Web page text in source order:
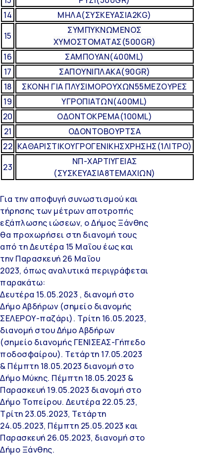
14
ΜΗΛΑ(ΣΥΣΚΕΥΑΣΙΑ2KG)
15
ΣΥΜΠΥΚΝΩΜΕΝΟΣ
ΧΥΜΟΣΤΟΜΑΤΑΣ(500GR)
16
ΣΑΜΠΟΥΑΝ(400ML)
17
ΣΑΠΟΥΝΙΠΛΑΚΑ(90GR)
18
ΣΚΟΝΗ ΓΙΑ ΠΛΥΣΙΜΟΡΟΥΧΩΝ55ΜΕΖΟΥΡΕΣ
19
ΥΓΡΟΠΙΑΤΩΝ(400ML)
20
ΟΔΟΝΤΟΚΡΕΜΑ(100ML)
21
ΟΔΟΝΤΟΒΟΥΡΤΣΑ
22 ΚΑΘΑΡΙΣΤΙΚΟΥΓΡΟΓΕΝΙΚΗΣΧΡΗΣΗΣ(1ΛΙΤΡΟ)
23
ΝΠ-ΧΑΡΤΙΥΓΕΙΑΣ
(ΣΥΣΚΕΥΑΣΙΑ8ΤΕΜΑΧΙΩΝ)
Για την αποφυγή συνωστισμού και
τήρησης των μέτρων αποτροπής
εξάπλωσης ιώσεων, ο Δήμος Ξάνθης
θα προχωρήσει στη διανομή τους
από τη Δευτέρα 15 Μαΐου έως και
την Παρασκευή 26 Μαΐου
2023, όπως αναλυτικά περιγράφεται
παρακάτω:
Δευτέρα 15.05.2023 , διανομή στο
Δήμο Αβδήρων (σημείο διανομής
ΣΕΛΕΡΟΥ-παζάρι). Τρίτη 16.05.2023,
διανομή στου Δήμο Αβδήρων
(σημείο διανομής ΓΕΝΙΣΕΑΣ-Γήπεδο
ποδοσφαίρου). Τετάρτη 17.05.2023
& Πέμπτη 18.05.2023 διανομή στο
Δήμο Μύκης. Πέμπτη 18.05.2023 &
Παρασκευή 19.05.2023 διανομή στο
Δήμο Τοπείρου. Δευτέρα 22.05.23,
Τρίτη 23.05.2023, Τετάρτη
24.05.2023, Πέμπτη 25.05.2023 και
Παρασκευή 26.05.2023, διανομή στο
Δήμο Ξάνθης.